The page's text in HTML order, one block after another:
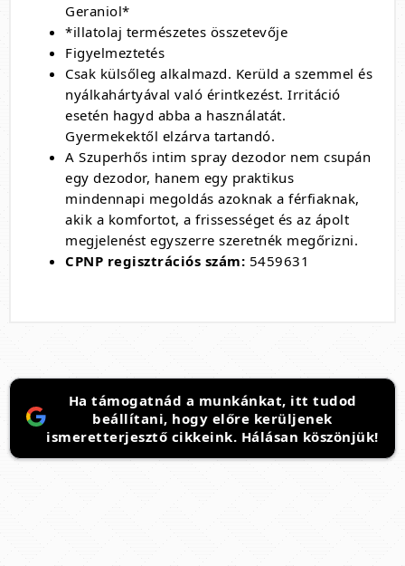
Geraniol*
*illatolaj természetes összetevője
Figyelmeztetés
Csak külsőleg alkalmazd. Kerüld a szemmel és
nyálkahártyával való érintkezést. Irritáció
esetén hagyd abba a használatát.
Gyermekektől elzárva tartandó.
A Szuperhős intim spray dezodor nem csupán
egy dezodor, hanem egy praktikus
mindennapi megoldás azoknak a férfiaknak,
akik a komfortot, a frissességet és az ápolt
megjelenést egyszerre szeretnék megőrizni.
CPNP regisztrációs szám: 5459631
Ha támogatnád a munkánkat, itt tudod
beállítani, hogy előre kerüljenek
ismeretterjesztő cikkeink. Hálásan köszönjük!